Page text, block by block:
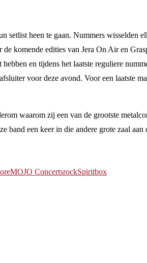
heen te gaan. Nummers wisselden
komende edities van Jera On Air en
en tijdens het laatste reguliere
voor deze avond. Voor een laatste
waarom zij een van de grootste
band een keer in die andere grote zaal
MOJO ConcertsrockSpiritbox